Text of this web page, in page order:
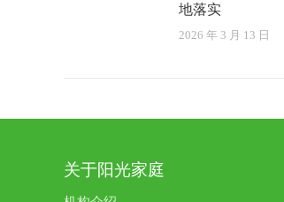
地落实
2026 年 3 月 13 日
关于阳光家庭